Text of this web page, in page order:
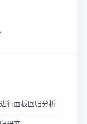
行面板回归分析